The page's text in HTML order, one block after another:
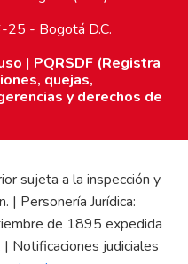
25 - Bogotá D.C.
| PQRSDF (Registra
quejas,
y derechos de
sujeta a la inspección y
| Personería Jurídica:
de 1895 expedida
Notificaciones judiciales